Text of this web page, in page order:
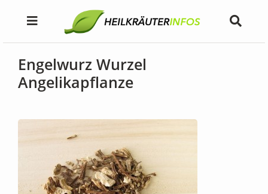
Engelwurz Wurzel
Angelikapflanze